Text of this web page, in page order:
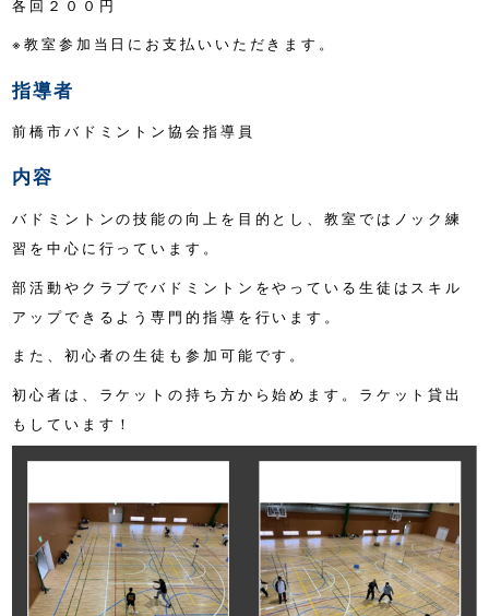
各回２００円
※教室参加当日にお支払いいただきます。
指導者
前橋市バドミントン協会指導員
内容
バドミントンの技能の向上を目的とし、教室ではノック練
習を中心に行っています。
部活動やクラブでバドミントンをやっている生徒はスキル
アップできるよう専門的指導を行います。
また、初心者の生徒も参加可能です。
初心者は、ラケットの持ち方から始めます。ラケット貸出
もしています！